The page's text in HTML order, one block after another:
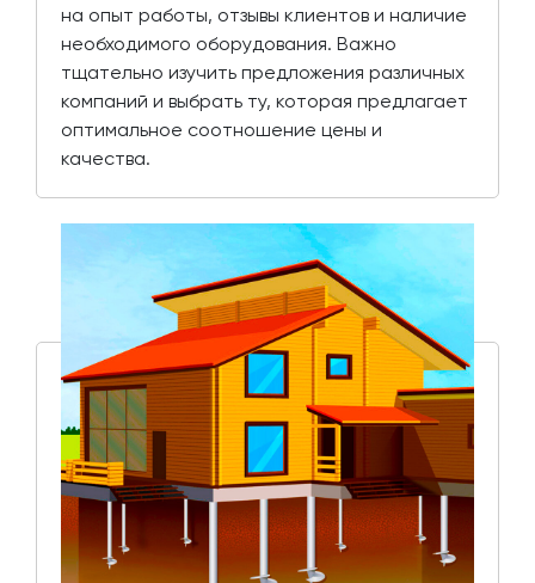
на опыт работы, отзывы клиентов и наличие
необходимого оборудования. Важно
тщательно изучить предложения различных
компаний и выбрать ту, которая предлагает
оптимальное соотношение цены и
качества.